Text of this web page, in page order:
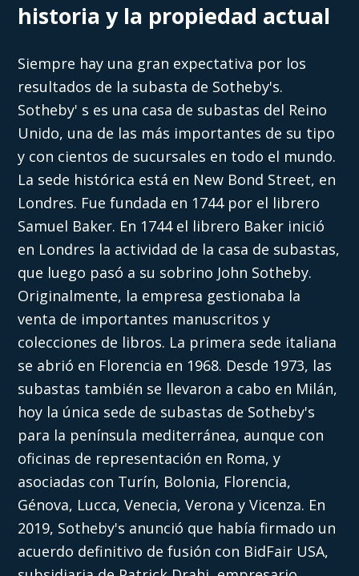
historia y la propiedad actual
Siempre hay una gran expectativa por los
resultados de la subasta de Sotheby's.
Sotheby' s es una casa de subastas del Reino
Unido, una de las más importantes de su tipo
y con cientos de sucursales en todo el mundo.
La sede histórica está en New Bond Street, en
Londres. Fue fundada en 1744 por el librero
Samuel Baker. En 1744 el librero Baker inició
en Londres la actividad de la casa de subastas,
que luego pasó a su sobrino John Sotheby.
Originalmente, la empresa gestionaba la
venta de importantes manuscritos y
colecciones de libros. La primera sede italiana
se abrió en Florencia en 1968. Desde 1973, las
subastas también se llevaron a cabo en Milán,
hoy la única sede de subastas de Sotheby's
para la península mediterránea, aunque con
oficinas de representación en Roma, y
asociadas con Turín, Bolonia, Florencia,
Génova, Lucca, Venecia, Verona y Vicenza. En
2019, Sotheby's anunció que había firmado un
acuerdo definitivo de fusión con BidFair USA,